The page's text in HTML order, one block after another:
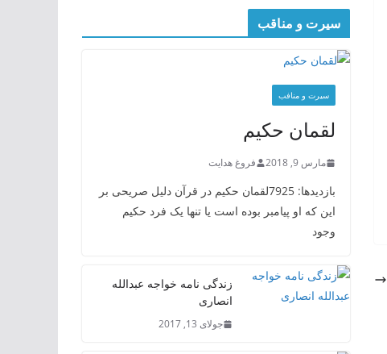
سیرت و مناقب
سیرت و منافب
لقمان حکیم
مارس 9, 2018 فروغ هدایت
بازدیدها: 7925لقمان حکیم در قرآن دلیل صریحی بر
این که او پیامبر بوده است یا تنها یک فرد حکیم
وجود
زندگی نامه خواجه عبدالله
انصاری
جولای 13, 2017